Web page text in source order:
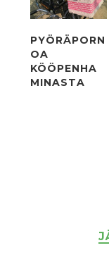
PYÖRÄPORN
OA
KÖÖPENHA
MINASTA